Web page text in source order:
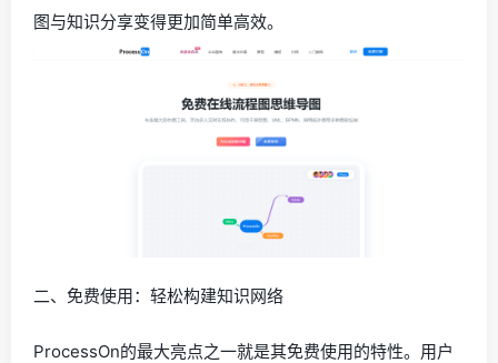
图与知识分享变得更加简单高效。
二、免费使用：轻松构建知识网络
ProcessOn的最大亮点之一就是其免费使用的特性。用户